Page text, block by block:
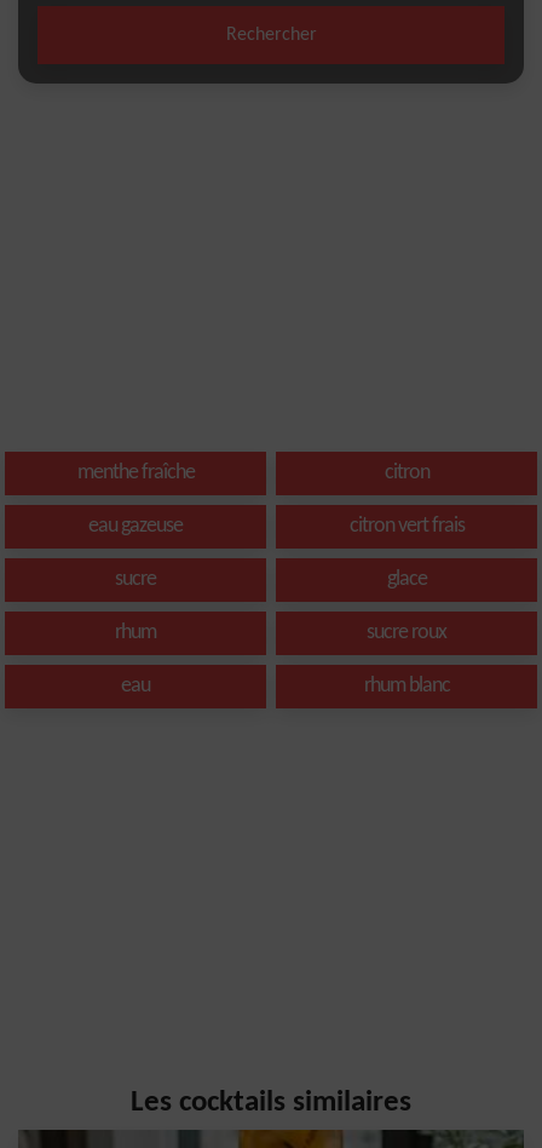
Rechercher
menthe fraîche citron
eau gazeuse citron vert frais
sucre glace
rhum sucre roux
eau rhum blanc
Les cocktails similaires